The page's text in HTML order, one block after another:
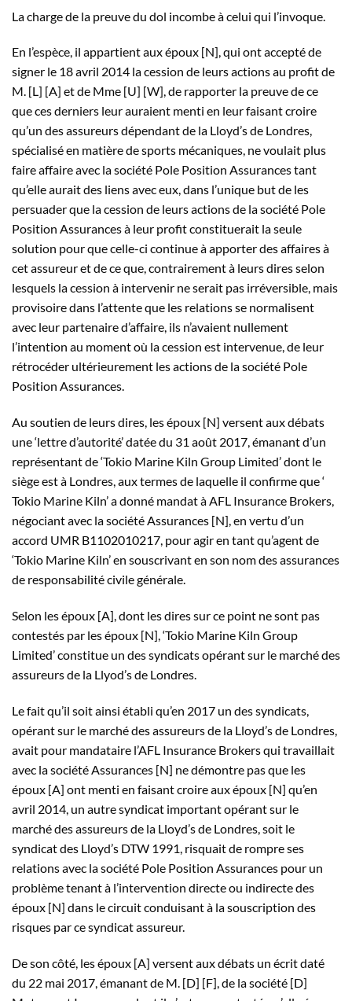
La charge de la preuve du dol incombe à celui qui l’invoque.
En l’espèce, il appartient aux époux [N], qui ont accepté de
signer le 18 avril 2014 la cession de leurs actions au profit de
M. [L] [A] et de Mme [U] [W], de rapporter la preuve de ce
que ces derniers leur auraient menti en leur faisant croire
qu’un des assureurs dépendant de la Lloyd’s de Londres,
spécialisé en matière de sports mécaniques, ne voulait plus
faire affaire avec la société Pole Position Assurances tant
qu’elle aurait des liens avec eux, dans l’unique but de les
persuader que la cession de leurs actions de la société Pole
Position Assurances à leur profit constituerait la seule
solution pour que celle-ci continue à apporter des affaires à
cet assureur et de ce que, contrairement à leurs dires selon
lesquels la cession à intervenir ne serait pas irréversible, mais
provisoire dans l’attente que les relations se normalisent
avec leur partenaire d’affaire, ils n’avaient nullement
l’intention au moment où la cession est intervenue, de leur
rétrocéder ultérieurement les actions de la société Pole
Position Assurances.
Au soutien de leurs dires, les époux [N] versent aux débats
une ‘lettre d’autorité’ datée du 31 août 2017, émanant d’un
représentant de ‘Tokio Marine Kiln Group Limited’ dont le
siège est à Londres, aux termes de laquelle il confirme que ‘
Tokio Marine Kiln’ a donné mandat à AFL Insurance Brokers,
négociant avec la société Assurances [N], en vertu d’un
accord UMR B1102010217, pour agir en tant qu’agent de
‘Tokio Marine Kiln’ en souscrivant en son nom des assurances
de responsabilité civile générale.
Selon les époux [A], dont les dires sur ce point ne sont pas
contestés par les époux [N], ‘Tokio Marine Kiln Group
Limited’ constitue un des syndicats opérant sur le marché des
assureurs de la Llyod’s de Londres.
Le fait qu’il soit ainsi établi qu’en 2017 un des syndicats,
opérant sur le marché des assureurs de la Lloyd’s de Londres,
avait pour mandataire l’AFL Insurance Brokers qui travaillait
avec la société Assurances [N] ne démontre pas que les
époux [A] ont menti en faisant croire aux époux [N] qu’en
avril 2014, un autre syndicat important opérant sur le
marché des assureurs de la Lloyd’s de Londres, soit le
syndicat des Lloyd’s DTW 1991, risquait de rompre ses
relations avec la société Pole Position Assurances pour un
problème tenant à l’intervention directe ou indirecte des
époux [N] dans le circuit conduisant à la souscription des
risques par ce syndicat assureur.
De son côté, les époux [A] versent aux débats un écrit daté
du 22 mai 2017, émanant de M. [D] [F], de la société [D]